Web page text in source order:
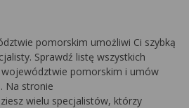
pomorskim umożliwi Ci szybką
Sprawdź listę wszystkich
pomorskim i umów
Na stronie
wielu specjalistów, którzy